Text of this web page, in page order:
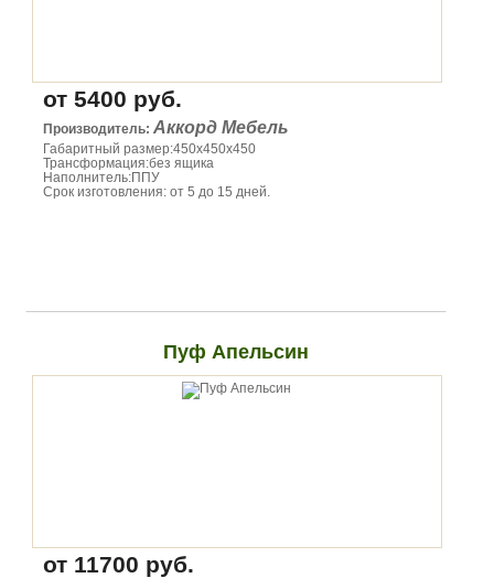
от 5400 руб.
Производитель: Аккорд Мебель
Габаритный размер:450х450х450
Трансформация:без ящика
Наполнитель:ППУ
Срок изготовления: от 5 до 15 дней.
Пуф Апельсин
от 11700 руб.